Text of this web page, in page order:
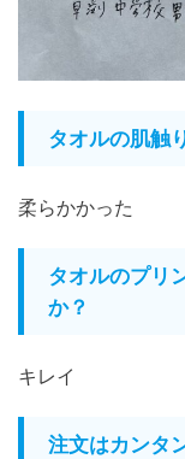
タオルの肌触
柔らかかった
タオルのプリ
か？
キレイ
注文はカンタ